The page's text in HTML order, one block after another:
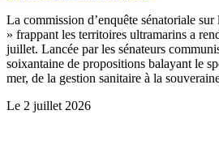
La commission d’enquête sénatoriale
» frappant les territoires ultramarins a
juillet. Lancée par les sénateurs
soixantaine de propositions balayant le
mer, de la gestion sanitaire à la
Le 2 juillet 2026